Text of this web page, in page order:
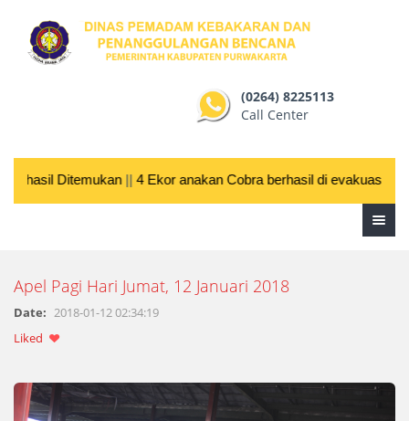
(0264) 8225113
Call Center
Ditemukan ||4 Ekor anakan Cobra berhasil di evakuasi Tim
Apel Pagi Hari Jumat, 12 Januari 2018
Date: 2018-01-12 02:34:19
Liked